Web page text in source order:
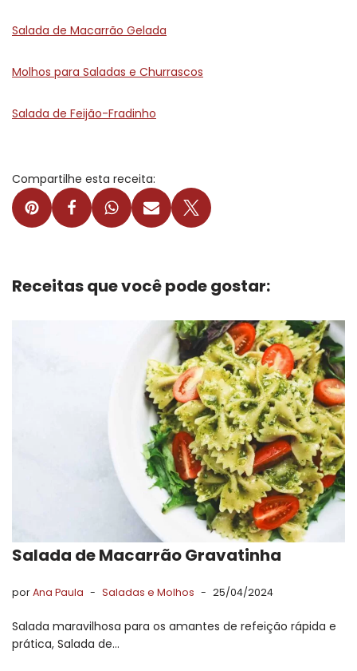
Salada de Macarrão Gelada
Molhos para Saladas e Churrascos
Salada de Feijão-Fradinho
Compartilhe esta receita:
Receitas que você pode gostar:
Salada de Macarrão Gravatinha
porAna Paula Saladas e Molhos 25/04/2024
Salada maravilhosa para os amantes de refeição rápida e
prática, Salada de…